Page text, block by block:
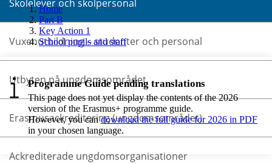
Skolelever och skolpersonal
Vuxenutbildning – studenter och personal
Utbyten på ungdomsområdet
Erasmusackreditering (ungdomsområdet)
Ackrediterade ungdomsorganisationer
Home
Part B
Key Action 1
School pupils and staff
Programme Guide pending translations
This page does not yet display the contents of the 2026
version of the Erasmus+ programme guide.
However, you candownload the full guide for 2026 in PDF
in your chosen language.